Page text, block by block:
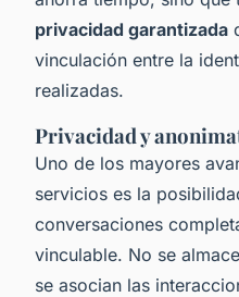
privacidad garantizada
vinculación entre la
realizadas.
Privacidad y
Uno de los mayores
servicios es la
conversaciones
vinculable. No se
se asocian las